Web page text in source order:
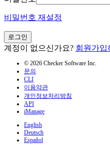
비밀번호 재설정
로그인
계정이 없으신가요? 회원가입
© 2026 Checker Software Inc.
문의
CLI
이용약관
개인정보처리방침
API
iManage
English
Deutsch
Español